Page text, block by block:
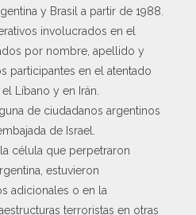
y Brasil a partir de 1988.
involucrados en el
por nombre, apellido y
participantes en el atentado
Líbano y en Irán.
de ciudadanos argentinos
de Israel.
célula que perpetraron
estuvieron
adicionales o en la
terroristas en otras